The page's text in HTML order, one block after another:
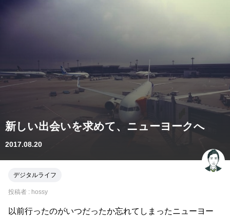
新しい出会いを求めて、ニューヨークへ
2017.08.20
デジタルライフ
投稿者 : hossy
以前行ったのがいつだったか忘れてしまったニューヨー